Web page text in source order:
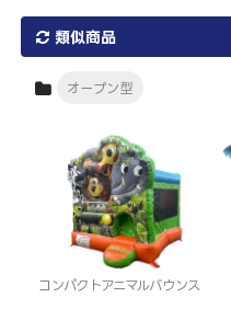
類似商品
オープン型
コンパクトアニマルバウンス